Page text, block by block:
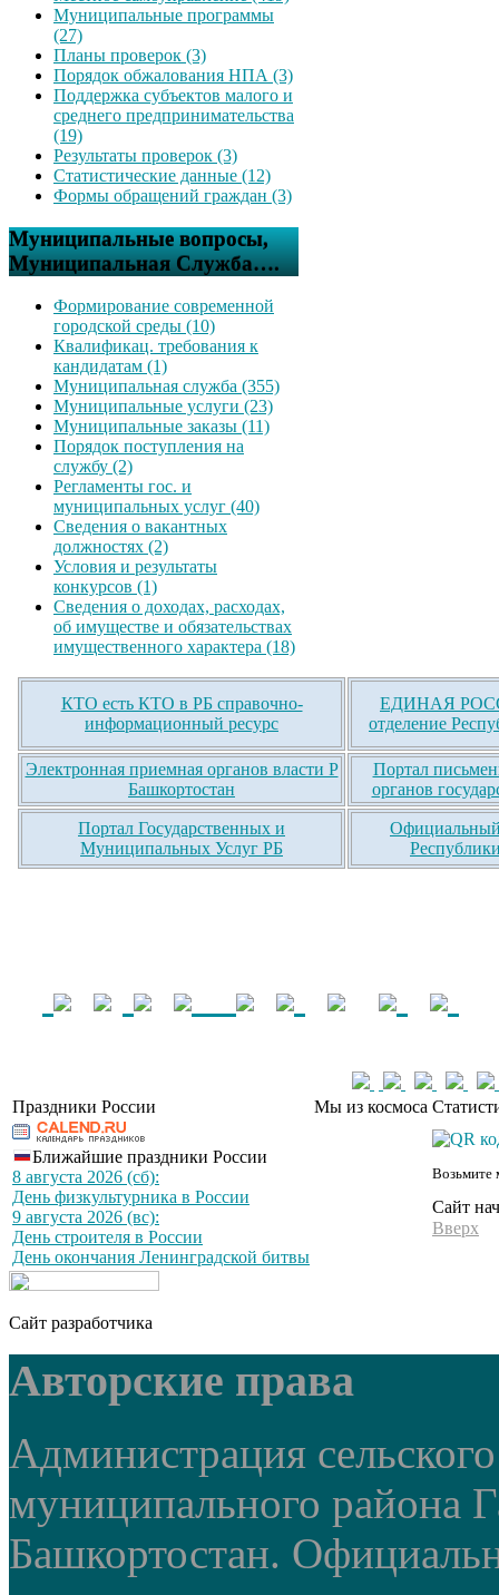
Муниципальные программы
(27)
Планы проверок (3)
Порядок обжалования НПА (3)
Поддержка субъектов малого и
среднего предпринимательства
(19)
Результаты проверок (3)
Статистические данные (12)
Формы обращений граждан (3)
Муниципальные вопросы,
Муниципальная Служба….
Формирование современной
городской среды (10)
Квалификац. требования к
кандидатам (1)
Муниципальная служба (355)
Муниципальные услуги (23)
Муниципальные заказы (11)
Порядок поступления на
службу (2)
Регламенты гос. и
муниципальных услуг (40)
Сведения о вакантных
должностях (2)
Условия и результаты
конкурсов (1)
Сведения о доходах, расходах,
об имуществе и обязательствах
имущественного характера (18)
КТО есть КТО в РБ справочно-
информационный ресурс
ЕДИНАЯ
отделение
Электронная приемная органов власти Р
Башкортостан
Портал
органов
Портал Государственных и
Муниципальных Услуг РБ
Официальный
Праздники России Мы из космоса
Ближайшие праздники России
8 августа 2026 (сб):
День физкультурника в России
9 августа 2026 (вс):
День строителя в России
День окончания Ленинградской битвы
Возьмите
Сайт
Вверх
Сайт разработчика
Авторские права
Администрация
муниципального района
Башкортостан.